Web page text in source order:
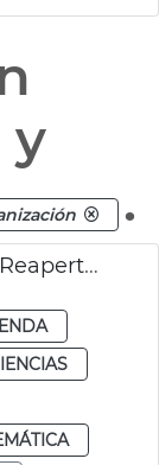
y
.
Obras Pérez Galdós València. Reapertura